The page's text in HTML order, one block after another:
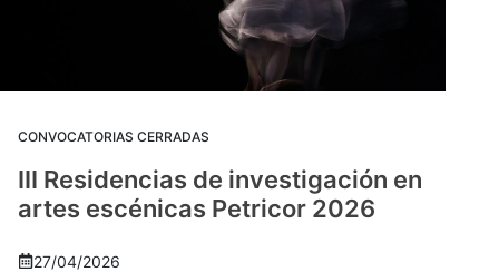
CONVOCATORIAS CERRADAS
III Residencias de investigación en
artes escénicas Petricor 2026
27/04/2026